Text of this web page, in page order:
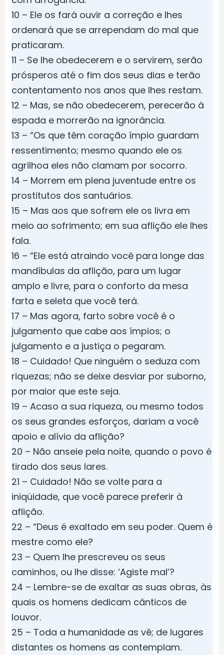
10 – Ele os fará ouvir a correção e lhes
ordenará que se arrependam do mal que
praticaram.
11 – Se lhe obedecerem e o servirem, serão
prósperos até o fim dos seus dias e terão
contentamento nos anos que lhes restam.
12 – Mas, se não obedecerem, perecerão à
espada e morrerão na ignorância.
13 – “Os que têm coração ímpio guardam
ressentimento; mesmo quando ele os
agrilhoa eles não clamam por socorro.
14 – Morrem em plena juventude entre os
prostitutos dos santuários.
15 – Mas aos que sofrem ele os livra em
meio ao sofrimento; em sua aflição ele lhes
fala.
16 – “Ele está atraindo você para longe das
mandíbulas da aflição, para um lugar
amplo e livre, para o conforto da mesa
farta e seleta que você terá.
17 – Mas agora, farto sobre você é o
julgamento que cabe aos ímpios; o
julgamento e a justiça o pegaram.
18 – Cuidado! Que ninguém o seduza com
riquezas; não se deixe desviar por suborno,
por maior que este seja.
19 – Acaso a sua riqueza, ou mesmo todos
os seus grandes esforços, dariam a você
apoio e alívio da aflição?
20 – Não anseie pela noite, quando o povo é
tirado dos seus lares.
21 – Cuidado! Não se volte para a
iniqüidade, que você parece preferir à
aflição.
22 – “Deus é exaltado em seu poder. Quem é
mestre como ele?
23 – Quem lhe prescreveu os seus
caminhos, ou lhe disse: ‘Agiste mal’?
24 – Lembre-se de exaltar as suas obras, às
quais os homens dedicam cânticos de
louvor.
25 – Toda a humanidade as vê; de lugares
distantes os homens as contemplam.